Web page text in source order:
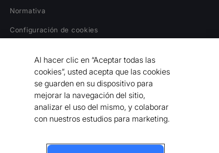
Normativa
Configuración de cookies
Declaración sobre la Esclavitud Moderna
Código de Conducta para Proveedores
Declaración de Accesibilidad
Al hacer clic en “Aceptar todas las
cookies”, usted acepta que las cookies
se guarden en su dispositivo para
mejorar la navegación del sitio,
analizar el uso del mismo, y colaborar
con nuestros estudios para marketing.